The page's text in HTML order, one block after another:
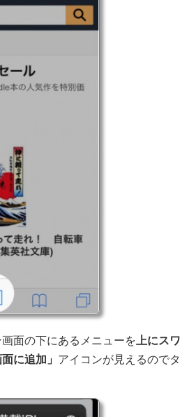
面の下にあるメニューを 上にスワ
に追加」 アイコンが見えるのでタ